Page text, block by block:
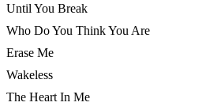
Until You Break
Who Do You Think You Are
Erase Me
Wakeless
The Heart In Me